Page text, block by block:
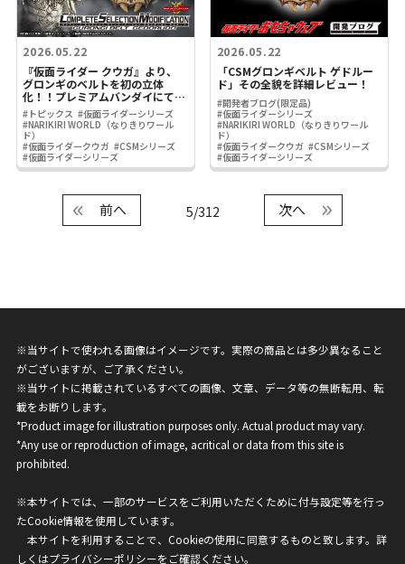
2026.05.22
『仮面ライダー クウガ』より、
グロンギのベルトを初の立体
化！！プレミアムバンダイにて予
約受付開始！
#トピックス #仮面ライダーシリーズ
#NARIKIRI WORLD（なりきりワール
ド）
#仮面ライダークウガ #CSMシリーズ
#仮面ライダーシリーズ
2026.05.22
「CSMグロンギベルト ゲドルー
ド」その全貌を詳細レビュー！
#開発者ブログ(限定品)
#仮面ライダーシリーズ
#NARIKIRI WORLD（なりきりワール
ド）
#仮面ライダークウガ #CSMシリーズ
#仮面ライダーシリーズ
5/312
前へ 次へ
※当サイトで使われる画像はイメージです。実際の商品とは多少異なること
がございますが、ご了承ください。
※当サイトに掲載されているすべての画像、文章、データ等の無断転用、転
載をお断りします。
*Product image for illustration purposes only. Actual product may vary.
*Any use or reproduction of image, acritical or data from this site is
prohibited.
※本サイトでは、一部のサービスをご利用いただくために付与設定等を行っ
たCookie情報を使用しています。
本サイトを利用することで、Cookieの使用に同意するものと致します。詳
しくはプライバシーポリシーをご確認ください。